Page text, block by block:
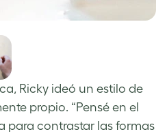
Ricky ideó un estilo de
propio. “Pensé en el
para contrastar las formas